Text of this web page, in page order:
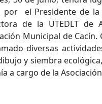
por el Presidente de
de la UTEDLT de
Municipal de Cacín.
diversas
y siembra
a cargo de la